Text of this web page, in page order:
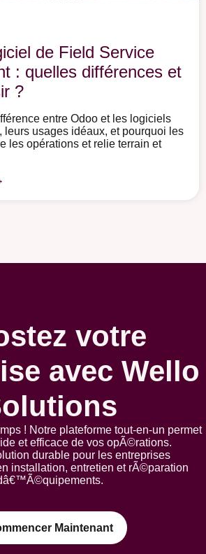
de Field Service
: quelles différences et
?
entre Odoo et les logiciels
leurs usages idéaux, et pourquoi les
les opérations et relie terrain et
votre
avec Wello
! Notre plateforme tout-en-un permet
et efficace de vos opÃ©rations.
durable pour les entreprises
installation, entretien et rÃ©paration
Maintenant